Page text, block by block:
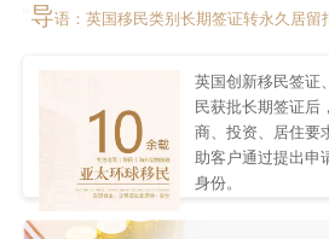
导语：英国移民类别长期签证转永久居留
英国创新移民签证
民获批长期签证后
商、投资、居住要
助客户通过提出申
身份。